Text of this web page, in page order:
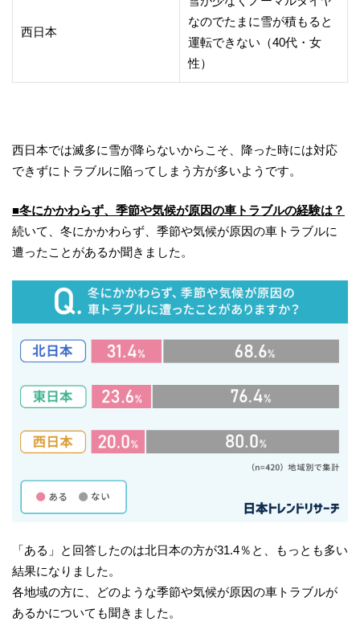
西日本
なのでたまに雪が積もると
運転できない（40代・女
性）
西日本では滅多に雪が降らないからこそ、降った時には対応
できずにトラブルに陥ってしまう方が多いようです。
■冬にかかわらず、季節や気候が原因の車トラブルの経験は？
続いて、冬にかかわらず、季節や気候が原因の車トラブルに
遭ったことがあるか聞きました。
「ある」と回答したのは北日本の方が31.4％と、もっとも多い
結果になりました。
各地域の方に、どのような季節や気候が原因の車トラブルが
あるかについても聞きました。